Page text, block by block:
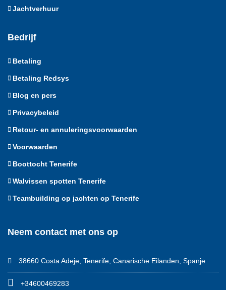
Jachtverhuur
Bedrijf
Betaling
Betaling Redsys
Blog en pers
Privacybeleid
Retour- en annuleringsvoorwaarden
Voorwaarden
Boottocht Tenerife
Walvissen spotten Tenerife
Teambuilding op jachten op Tenerife
Neem contact met ons op
38660 Costa Adeje, Tenerife, Canarische Eilanden, Spanje
+34600469283